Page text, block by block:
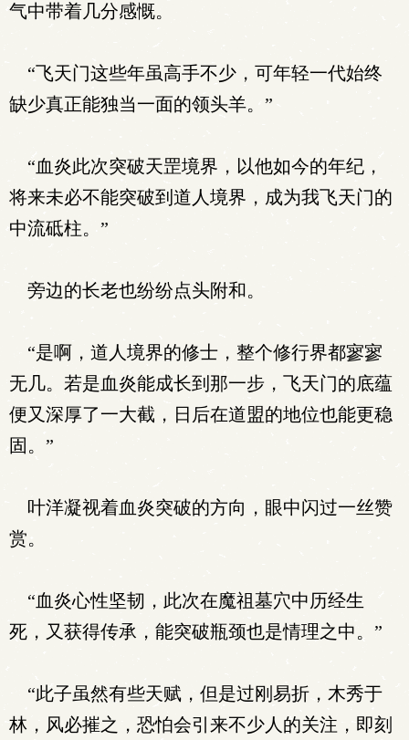
气中带着几分感慨。
“飞天门这些年虽高手不少，可年轻一代始终
缺少真正能独当一面的领头羊。”
“血炎此次突破天罡境界，以他如今的年纪，
将来未必不能突破到道人境界，成为我飞天门的
中流砥柱。”
旁边的长老也纷纷点头附和。
“是啊，道人境界的修士，整个修行界都寥寥
无几。若是血炎能成长到那一步，飞天门的底蕴
便又深厚了一大截，日后在道盟的地位也能更稳
固。”
叶洋凝视着血炎突破的方向，眼中闪过一丝赞
赏。
“血炎心性坚韧，此次在魔祖墓穴中历经生
死，又获得传承，能突破瓶颈也是情理之中。”
“此子虽然有些天赋，但是过刚易折，木秀于
林，风必摧之，恐怕会引来不少人的关注，即刻